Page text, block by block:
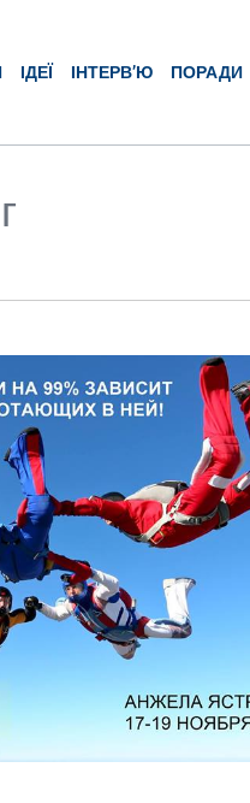
ІДЕЇ ІНТЕРВ’Ю ПОРАДИ